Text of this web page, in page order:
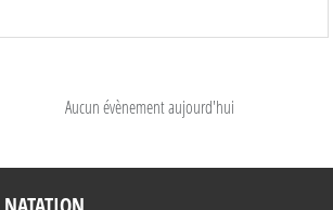
Aucun évènement aujourd'hui